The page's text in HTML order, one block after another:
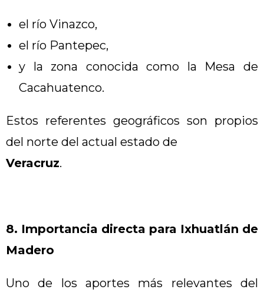
el río Vinazco,
el río Pantepec,
y la zona conocida como la Mesa de
Cacahuatenco.
Estos referentes geográficos son propios
del norte del actual estado de
Veracruz.
8. Importancia directa para Ixhuatlán de
Madero
Uno de los aportes más relevantes del